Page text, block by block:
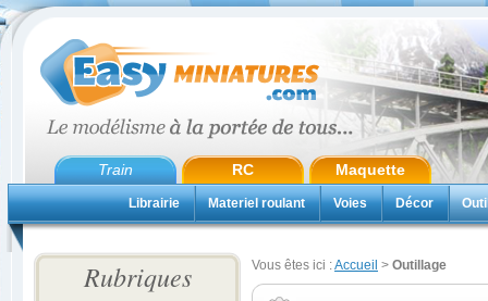
Train RC Maquette
Librairie Materiel roulant Voies Décor
Rubriques Vous êtes ici :Accueil > Outillage